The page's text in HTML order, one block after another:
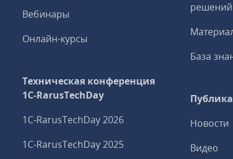
Вебинары
Онлайн-курсы
Техническая конференция
1C‑RarusTechDay
1C‑RarusTechDay 2026
1C‑RarusTechDay 2025
решений
База
Новости
Видео